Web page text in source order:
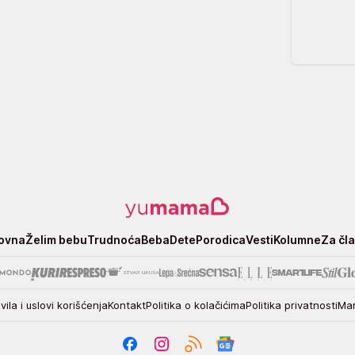
Želim bebuTrudnoćaBebaDetePorodicaVestiKolumneZa
i uslovi korišćenjaKontaktPolitika o kolačićimaPolitika privatnosti